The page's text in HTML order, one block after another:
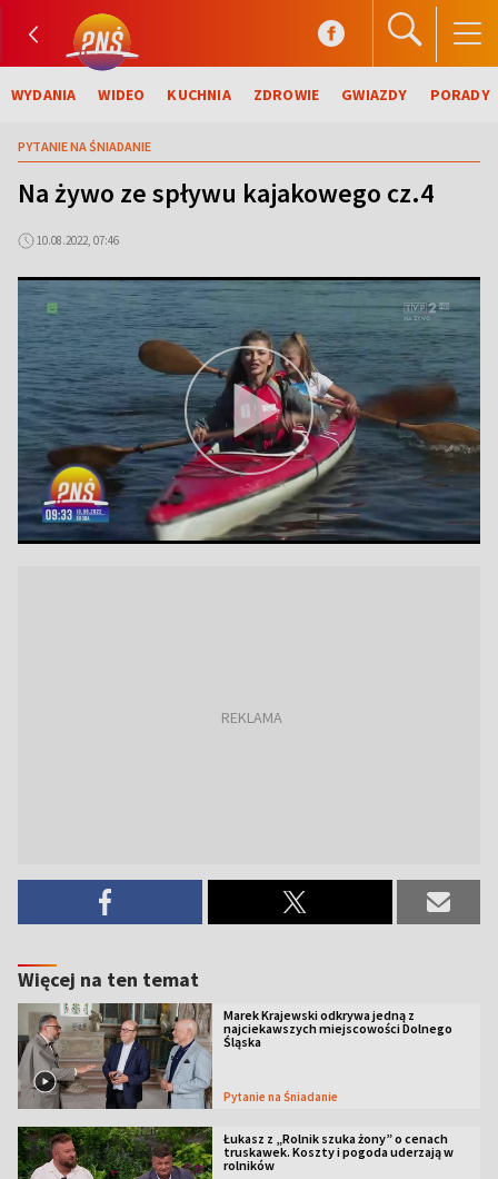
WYDANIA WIDEO KUCHNIA ZDROWIE GWIAZDY PORADY
PYTANIE NA ŚNIADANIE
Na żywo ze spływu kajakowego cz.4
10.08.2022, 07:46
Więcej na ten temat
Marek Krajewski odkrywa jedną z
najciekawszych miejscowości Dolnego
Śląska
Pytanie na Śniadanie
Łukasz z „Rolnik szuka żony” o cenach
truskawek. Koszty i pogoda uderzają w
rolników